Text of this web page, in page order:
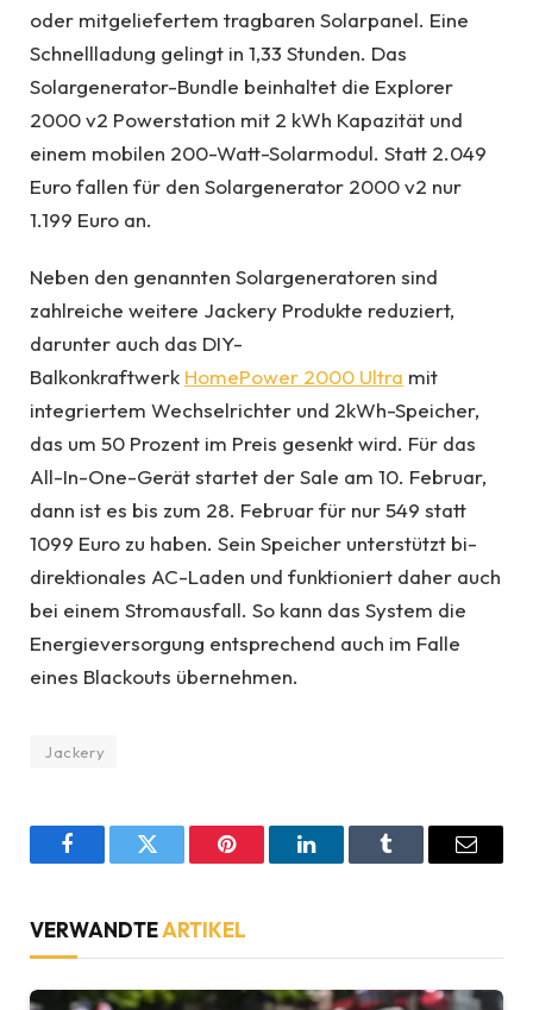
oder mitgeliefertem tragbaren Solarpanel. Eine
Schnellladung gelingt in 1,33 Stunden. Das
Solargenerator-Bundle beinhaltet die Explorer
2000 v2 Powerstation mit 2 kWh Kapazität und
einem mobilen 200-Watt-Solarmodul. Statt 2.049
Euro fallen für den Solargenerator 2000 v2 nur
1.199 Euro an.
Neben den genannten Solargeneratoren sind
zahlreiche weitere Jackery Produkte reduziert,
darunter auch das DIY-
Balkonkraftwerk HomePower 2000 Ultra mit
integriertem Wechselrichter und 2kWh-Speicher,
das um 50 Prozent im Preis gesenkt wird. Für das
All-In-One-Gerät startet der Sale am 10. Februar,
dann ist es bis zum 28. Februar für nur 549 statt
1099 Euro zu haben. Sein Speicher unterstützt bi-
direktionales AC-Laden und funktioniert daher auch
bei einem Stromausfall. So kann das System die
Energieversorgung entsprechend auch im Falle
eines Blackouts übernehmen.
Jackery
FacebookTwitter Pinterest LinkedInTumblr Email
VERWANDTEARTIKEL